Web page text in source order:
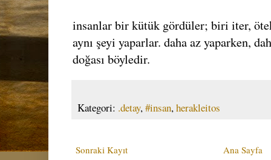
insanlar bir kütük gördüler; biri iter,
aynı şeyi yaparlar. daha az yaparken,
doğası böyledir.
Kategori: .detay,#insan,herakleitos
Sonraki Kayıt Ana Sayfa